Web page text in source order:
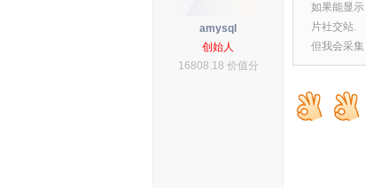
amysql
创始人
16808.18 价值分
如果能显
片社交站.
但我会采